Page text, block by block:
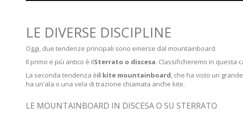
LE DIVERSE DISCIPLINE
Oggi, due tendenze principali sono emerse dal mountainboard.
Il primo e più antico è ilSterrato o discesa. Classificheremo in questa
La seconda tendenza èil kite mountainboard, che ha visto un
ha un'ala o una vela di trazione chiamata anche kite.
LE MOUNTAINBOARD IN DISCESA O SU STERRATO